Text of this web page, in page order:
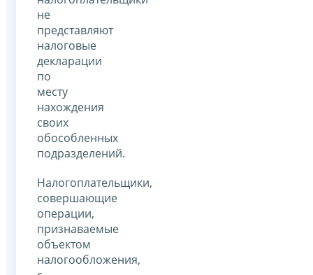
не
представляют
налоговые
декларации
по
месту
нахождения
своих
обособленных
подразделений.
Налогоплательщики,
совершающие
операции,
признаваемые
объектом
налогообложения,